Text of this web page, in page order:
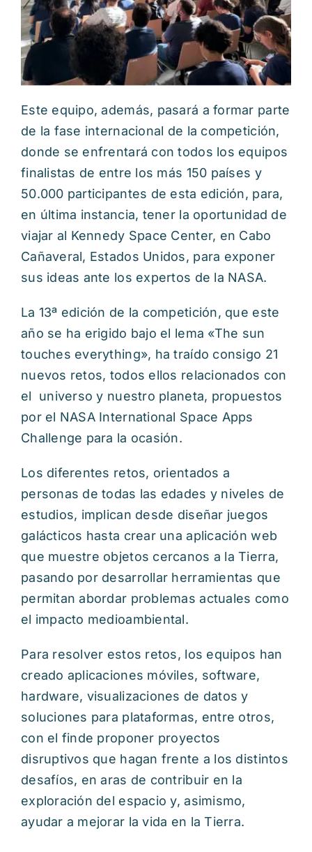
Este equipo, además, pasará a formar parte
de la fase internacional de la competición,
donde se enfrentará con todos los equipos
finalistas de entre los más 150 países y
50.000 participantes de esta edición, para,
en última instancia, tener la oportunidad de
viajar al Kennedy Space Center, en Cabo
Cañaveral, Estados Unidos, para exponer
sus ideas ante los expertos de la NASA.
La 13ª edición de la competición, que este
año se ha erigido bajo el lema «The sun
touches everything», ha traído consigo 21
nuevos retos, todos ellos relacionados con
el universo y nuestro planeta, propuestos
por el NASA International Space Apps
Challenge para la ocasión.
Los diferentes retos, orientados a
personas de todas las edades y niveles de
estudios, implican desde diseñar juegos
galácticos hasta crear una aplicación web
que muestre objetos cercanos a la Tierra,
pasando por desarrollar herramientas que
permitan abordar problemas actuales como
el impacto medioambiental.
Para resolver estos retos, los equipos han
creado aplicaciones móviles, software,
hardware, visualizaciones de datos y
soluciones para plataformas, entre otros,
con el finde proponer proyectos
disruptivos que hagan frente a los distintos
desafíos, en aras de contribuir en la
exploración del espacio y, asimismo,
ayudar a mejorar la vida en la Tierra.